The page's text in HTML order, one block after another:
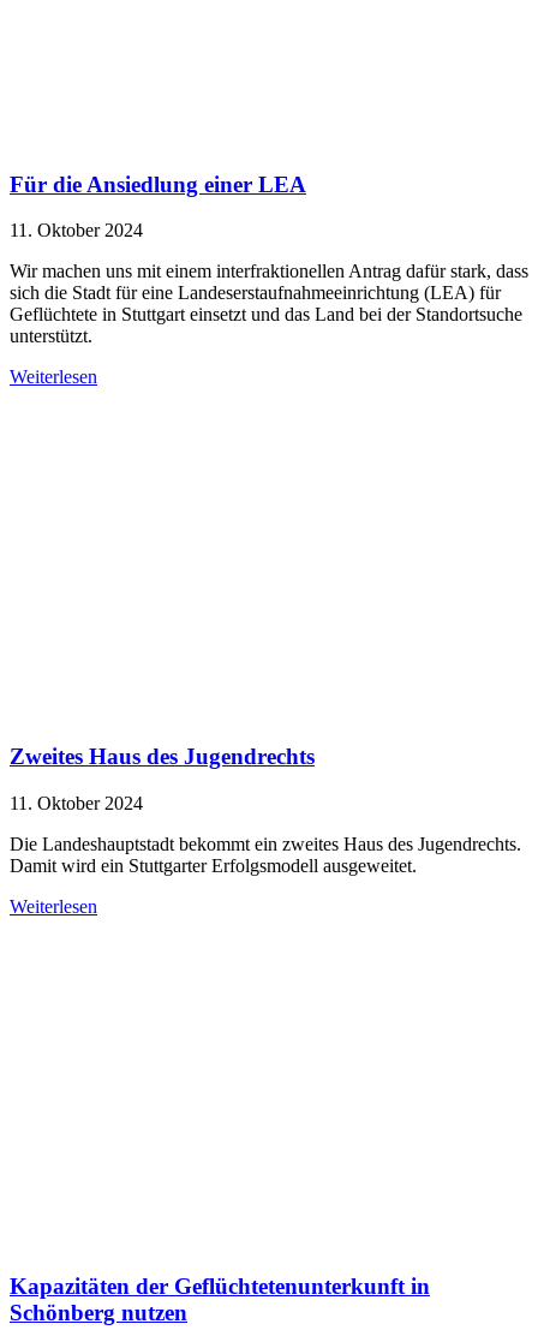
Für die Ansiedlung einer LEA
11. Oktober 2024
Wir machen uns mit einem interfraktionellen Antrag dafür stark, dass
sich die Stadt für eine Landeserstaufnahmeeinrichtung (LEA) für
Geflüchtete in Stuttgart einsetzt und das Land bei der Standortsuche
unterstützt.
Weiterlesen
Zweites Haus des Jugendrechts
11. Oktober 2024
Die Landeshauptstadt bekommt ein zweites Haus des Jugendrechts.
Damit wird ein Stuttgarter Erfolgsmodell ausgeweitet.
Weiterlesen
Kapazitäten der Geflüchtetenunterkunft in
Schönberg nutzen